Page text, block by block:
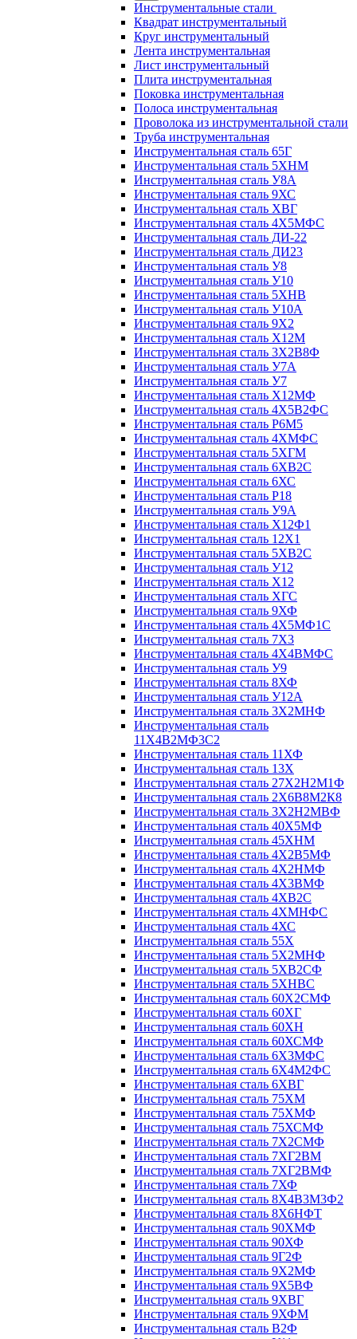
Инструментальные стали
Квадрат инструментальный
Круг инструментальный
Лента инструментальная
Лист инструментальный
Плита инструментальная
Поковка инструментальная
Полоса инструментальная
Проволока из инструментальной стали
Труба инструментальная
Инструментальная сталь 65Г
Инструментальная сталь 5ХНМ
Инструментальная сталь У8А
Инструментальная сталь 9ХС
Инструментальная сталь ХВГ
Инструментальная сталь 4Х5МФС
Инструментальная сталь ДИ-22
Инструментальная сталь ДИ23
Инструментальная сталь У8
Инструментальная сталь У10
Инструментальная сталь 5ХНВ
Инструментальная сталь У10А
Инструментальная сталь 9Х2
Инструментальная сталь Х12М
Инструментальная сталь 3Х2В8Ф
Инструментальная сталь У7А
Инструментальная сталь У7
Инструментальная сталь Х12МФ
Инструментальная сталь 4Х5В2ФС
Инструментальная сталь Р6М5
Инструментальная сталь 4ХМФС
Инструментальная сталь 5ХГМ
Инструментальная сталь 6ХВ2С
Инструментальная сталь 6ХС
Инструментальная сталь Р18
Инструментальная сталь У9А
Инструментальная сталь Х12Ф1
Инструментальная сталь 12Х1
Инструментальная сталь 5ХВ2С
Инструментальная сталь У12
Инструментальная сталь Х12
Инструментальная сталь ХГС
Инструментальная сталь 9ХФ
Инструментальная сталь 4Х5МФ1С
Инструментальная сталь 7Х3
Инструментальная сталь 4Х4ВМФС
Инструментальная сталь У9
Инструментальная сталь 8ХФ
Инструментальная сталь У12А
Инструментальная сталь 3Х2МНФ
Инструментальная сталь
11Х4В2МФ3С2
Инструментальная сталь 11ХФ
Инструментальная сталь 13Х
Инструментальная сталь 27Х2Н2М1Ф
Инструментальная сталь 2Х6В8М2К8
Инструментальная сталь 3Х2Н2МВФ
Инструментальная сталь 40Х5МФ
Инструментальная сталь 45ХНМ
Инструментальная сталь 4Х2В5МФ
Инструментальная сталь 4Х2НМФ
Инструментальная сталь 4Х3ВМФ
Инструментальная сталь 4ХВ2С
Инструментальная сталь 4ХМНФС
Инструментальная сталь 4ХС
Инструментальная сталь 55Х
Инструментальная сталь 5Х2МНФ
Инструментальная сталь 5ХВ2СФ
Инструментальная сталь 5ХНВС
Инструментальная сталь 60Х2СМФ
Инструментальная сталь 60ХГ
Инструментальная сталь 60ХН
Инструментальная сталь 60ХСМФ
Инструментальная сталь 6Х3МФС
Инструментальная сталь 6Х4М2ФС
Инструментальная сталь 6ХВГ
Инструментальная сталь 75ХМ
Инструментальная сталь 75ХМФ
Инструментальная сталь 75ХСМФ
Инструментальная сталь 7Х2СМФ
Инструментальная сталь 7ХГ2ВМ
Инструментальная сталь 7ХГ2ВМФ
Инструментальная сталь 7ХФ
Инструментальная сталь 8Х4В3М3Ф2
Инструментальная сталь 8Х6НФТ
Инструментальная сталь 90ХМФ
Инструментальная сталь 90ХФ
Инструментальная сталь 9Г2Ф
Инструментальная сталь 9Х2МФ
Инструментальная сталь 9Х5ВФ
Инструментальная сталь 9ХВГ
Инструментальная сталь 9ХФМ
Инструментальная сталь В2Ф